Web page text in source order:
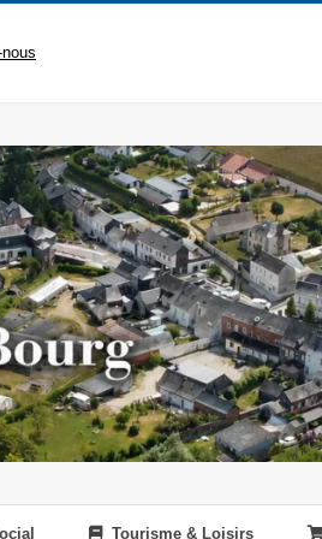
Tourisme & Loisirs